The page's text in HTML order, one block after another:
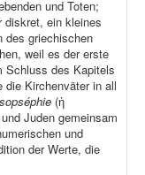
und Toten;
diskret, ein kleines
des griechischen
weil es der erste
Schluss des Kapitels
die Kirchenväter in all
(ἡ
Juden gemeinsam
und
der Werte, die